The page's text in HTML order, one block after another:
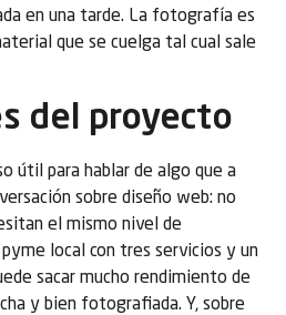
en una tarde. La fotografía es
que se cuelga tal cual sale
del proyecto
útil para hablar de algo que a
sobre diseño web: no
el mismo nivel de
local con tres servicios y un
sacar mucho rendimiento de
y bien fotografiada. Y, sobre